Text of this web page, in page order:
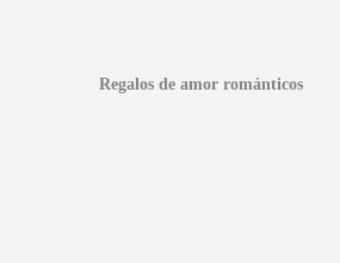
Regalos de amor románticos